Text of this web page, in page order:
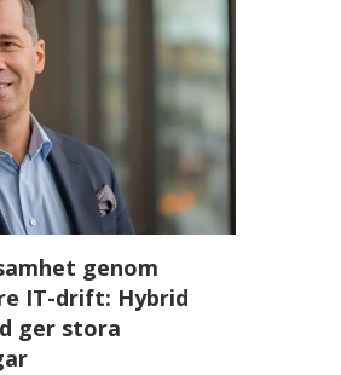
genom
IT-drift: Hybrid
ger stora